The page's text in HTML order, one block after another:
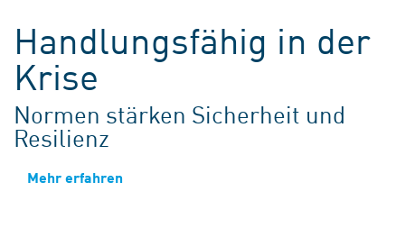
Handlungsfähig in der
Krise
Normen stärken Sicherheit und
Resilienz
Mehr erfahren